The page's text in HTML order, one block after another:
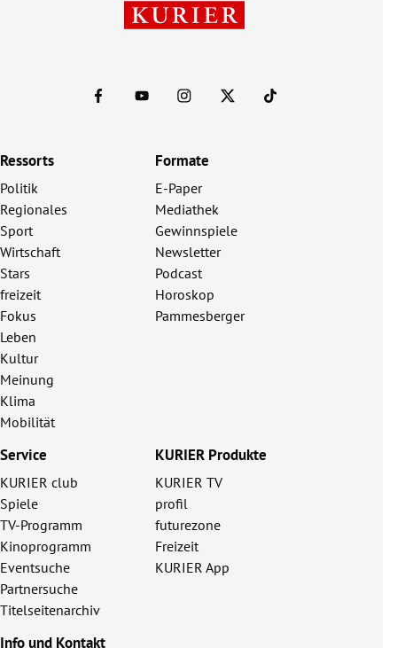
Ressorts
Politik
Regionales
Sport
Wirtschaft
Stars
freizeit
Fokus
Leben
Kultur
Meinung
Klima
Mobilität
Formate
E-Paper
Mediathek
Gewinnspiele
Newsletter
Podcast
Horoskop
Pammesberger
Service
KURIER club
Spiele
TV-Programm
Kinoprogramm
Eventsuche
Partnersuche
Titelseitenarchiv
KURIER Produkte
KURIER TV
profil
futurezone
Freizeit
KURIER App
Info und Kontakt